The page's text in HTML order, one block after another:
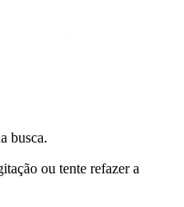
busca.
ou tente refazer a